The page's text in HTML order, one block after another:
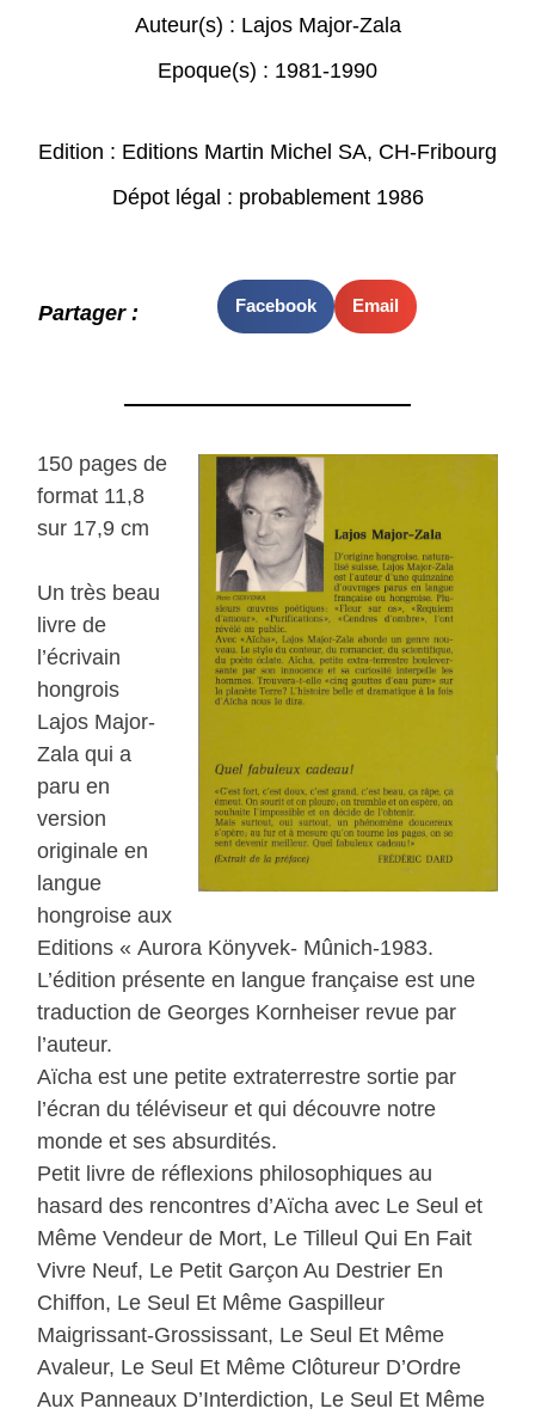
Auteur(s) : Lajos Major-Zala
Epoque(s) : 1981-1990
Edition : Editions Martin Michel SA, CH-Fribourg
Dépot légal : probablement 1986
Partager : Facebook Email
150 pages de
format 11,8
sur 17,9 cm
Un très beau
livre de
l’écrivain
hongrois
Lajos Major-
Zala qui a
paru en
version
originale en
langue
hongroise aux
Editions « Aurora Könyvek- Mûnich-1983.
L’édition présente en langue française est une
traduction de Georges Kornheiser revue par
l’auteur.
Aïcha est une petite extraterrestre sortie par
l’écran du téléviseur et qui découvre notre
monde et ses absurdités.
Petit livre de réflexions philosophiques au
hasard des rencontres d’Aïcha avec Le Seul et
Même Vendeur de Mort, Le Tilleul Qui En Fait
Vivre Neuf, Le Petit Garçon Au Destrier En
Chiffon, Le Seul Et Même Gaspilleur
Maigrissant-Grossissant, Le Seul Et Même
Avaleur, Le Seul Et Même Clôtureur D’Ordre
Aux Panneaux D’Interdiction, Le Seul Et Même